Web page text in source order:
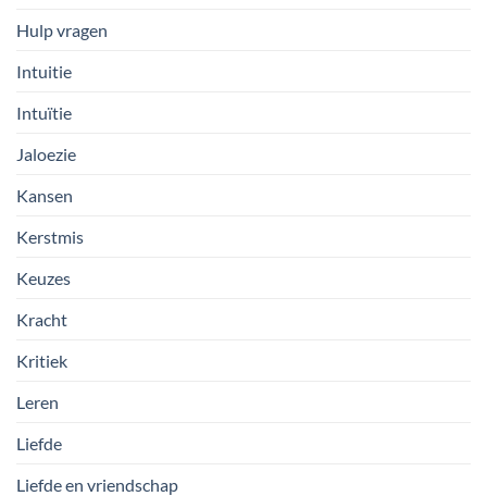
Hulp vragen
Intuitie
Intuïtie
Jaloezie
Kansen
Kerstmis
Keuzes
Kracht
Kritiek
Leren
Liefde
Liefde en vriendschap